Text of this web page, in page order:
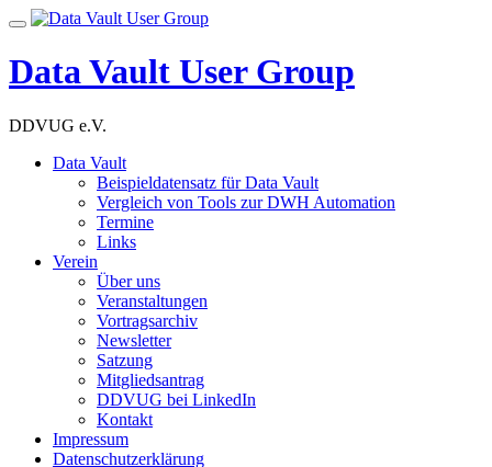
Skip
content
Toggle
Data Vault User Group
DDVUG e.V.
Data Vault
Beispieldatensatz für Data Vault
Vergleich von Tools zur DWH Automation
Termine
Links
Verein
Über uns
Veranstaltungen
Vortragsarchiv
Newsletter
Satzung
Mitgliedsantrag
DDVUG bei LinkedIn
Kontakt
Impressum
Datenschutzerklärung